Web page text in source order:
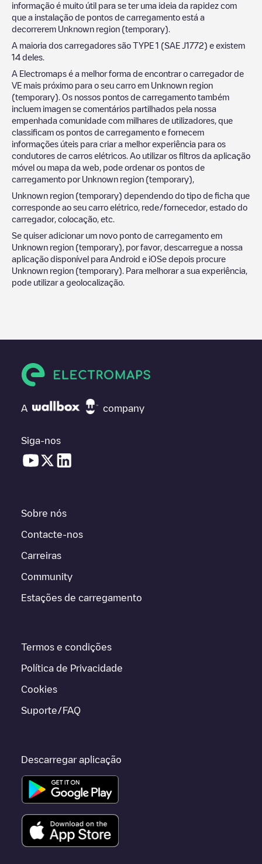
informação é muito útil para se ter uma ideia da rapidez com
que a instalação de pontos de carregamento está a
decorrerem Unknown region (temporary)
A maioria dos carregadores são TYPE 1 (SAE J1772) e existem
14 deles.
A Electromaps é a melhor forma de encontrar o carregador de
VE mais próximo para o seu carro em Unknown region
(temporary) . Os nossos pontos de carregamento também
incluem imagen se comentários partilhados pela nossa
empenhada comunidade com milhares de utilizadores, que
classificam os pontos de carregamento e fornecem
informações úteis para criar a melhor experiência para os
condutores de carros elétricos. Ao utilizar os filtros da aplicação
móvel ou mapa da web, pode ordenar os pontos de
carregamento por Unknown region (temporary)
Unknown region (temporary) dependendo do tipo de ficha que
corresponde ao seu carro elétrico, rede/fornecedor, estado do
carregador, colocação, etc.
Se quiser adicionar um novo ponto de carregamento em
Unknown region (temporary) , por favor, descarregue a nossa
aplicação disponível para Android e iOSe depois procure
Unknown region (temporary) . Para melhorar a sua experiência,
pode utilizar a geolocalização.
A company
Siga-nos
Sobre nós
Contacte-nos
Carreiras
Community
Estações de carregamento
Termos e condições
Política de Privacidade
Cookies
Suporte/FAQ
Descarregar aplicação